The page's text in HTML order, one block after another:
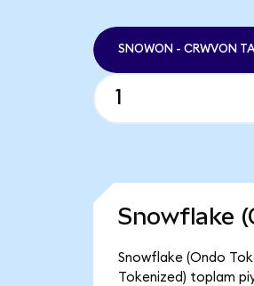
SNOWON - CRWVON
Snowflake
Snowflake (Ondo
Tokenized) toplam